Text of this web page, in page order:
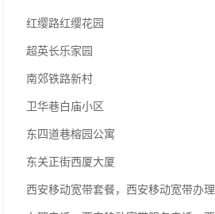
红缨路红缨花园
超英长乐家园
南郊铁路新村
卫华巷白庙小区
东四道巷榕园公寓
东关正街西厦大厦
西安移动宽带套餐，西安移动宽带办